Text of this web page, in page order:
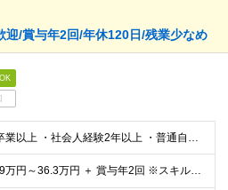
迎/賞与年2回/年休120日/残業少なめ
・高校卒業以上 ・社会人経験2年以上 ・普通自動車第一種免許（AT限定可） ・営業、販売などの顧客折衝経験をお持ちの方（業界不問
月給24.9万円～36.3万円 ＋ 賞与年2回 ※スキル・経験を考慮して決定 ※残業代は1分単位で別途全額支給（みなし残業なし） ※試用期間3ヵ月あり。期間中の給与・待遇の差異はありません